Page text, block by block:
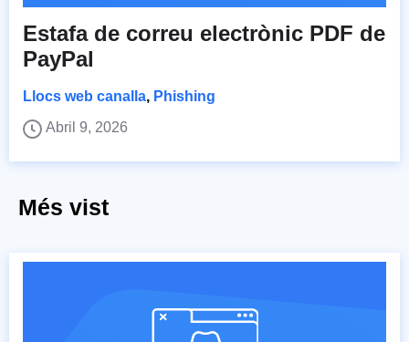
Estafa de correu electrònic PDF de
PayPal
Llocs web canalla, Phishing
Abril 9, 2026
Més vist